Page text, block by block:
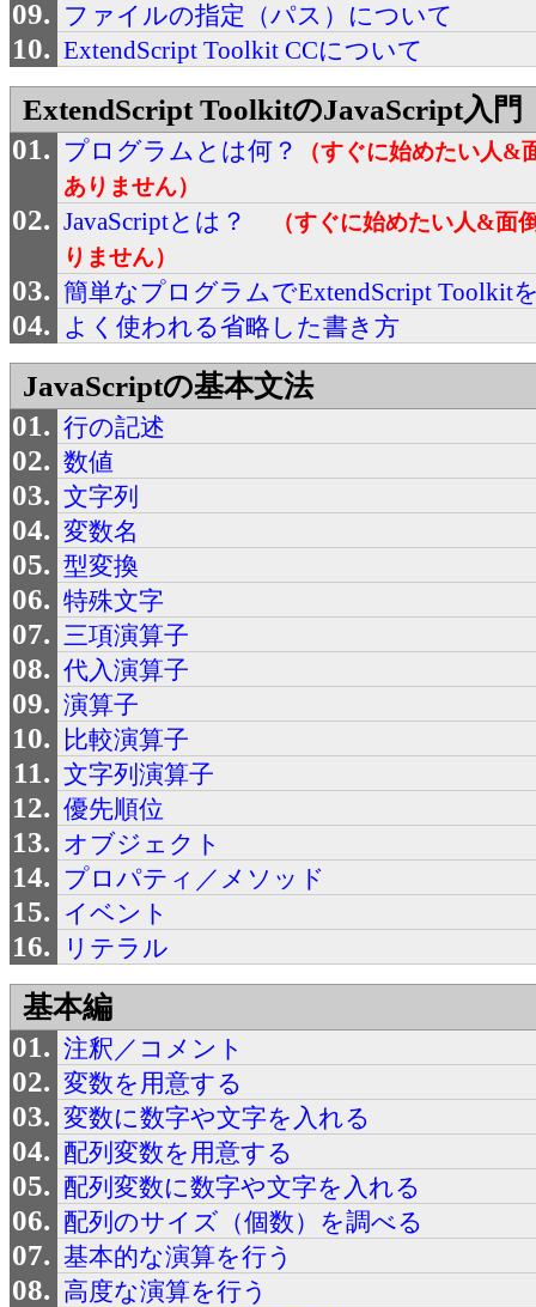
ファイルの指定（パス）について
ExtendScript Toolkit CCについて
ExtendScript ToolkitのJavaScript入門
プログラムとは何？
（すぐに始めたい人&
ありません）
JavaScriptとは？
（すぐに始めたい人&面
りません）
簡単なプログラムでExtendScript Toolkit
よく使われる省略した書き方
JavaScriptの基本文法
行の記述
数値
文字列
変数名
型変換
特殊文字
三項演算子
代入演算子
演算子
比較演算子
文字列演算子
優先順位
オブジェクト
プロパティ／メソッド
イベント
リテラル
基本編
注釈／コメント
変数を用意する
変数に数字や文字を入れる
配列変数を用意する
配列変数に数字や文字を入れる
配列のサイズ（個数）を調べる
基本的な演算を行う
高度な演算を行う